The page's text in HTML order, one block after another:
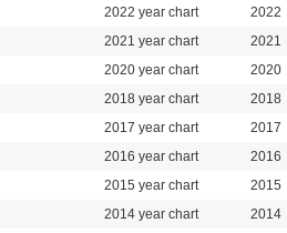
2022 year chart
2022
2021 year chart
2021
2020 year chart
2020
2018 year chart
2018
2017 year chart
2017
2016 year chart
2016
2015 year chart
2015
2014 year chart
2014